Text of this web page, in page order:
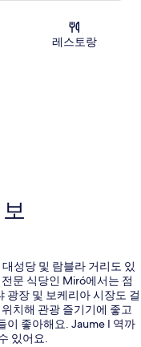
레스토랑
성당 및 람블라 거리도 있
문 식당인 Miró에서는 점
광장 및 보케리아 시장도 걸
치해 관광 즐기기에 좋고
이 좋아해요. Jaume I 역까
있어요.